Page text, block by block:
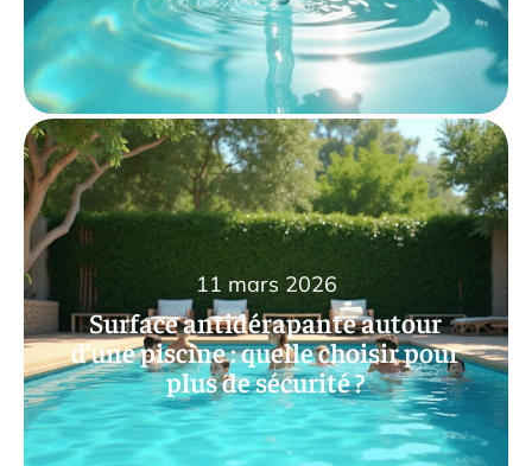
Surface antidérapante autour
d’une piscine : quelle choisir pour
plus de sécurité ?
11 mars 2026